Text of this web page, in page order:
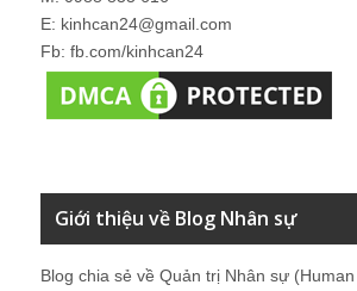
E: kinhcan24@gmail.com
Fb: fb.com/kinhcan24
Giới thiệu về Blog Nhân sự
Blog chia sẻ về Quản trị Nhân sự